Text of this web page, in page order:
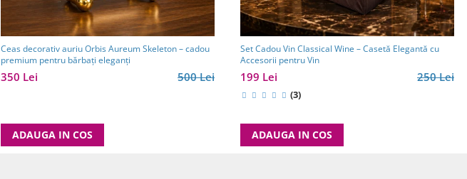
Ceas decorativ auriu Orbis Aureum Skeleton – cadou
premium pentru bărbați eleganți
500 Lei
350 Lei
ADAUGA IN COS
Set Cadou Vin Classical Wine – Casetă Elegantă cu
Accesorii pentru Vin
250 Lei
199 Lei
(3)
ADAUGA IN COS